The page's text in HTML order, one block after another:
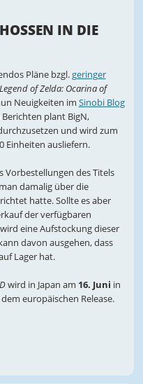
IN DIE
Pläne bzgl.geringer
of Zelda: Ocarina of
Neuigkeiten im Sinobi Blog
plant BigN,
und wird zum
Einheiten ausliefern.
Vorbestellungen des Titels
damalig über die
hatte. Sollte es aber
der verfügbaren
eine Aufstockung dieser
davon ausgehen, dass
Lager hat.
wird in Japan am 16. Juni in
europäischen Release.